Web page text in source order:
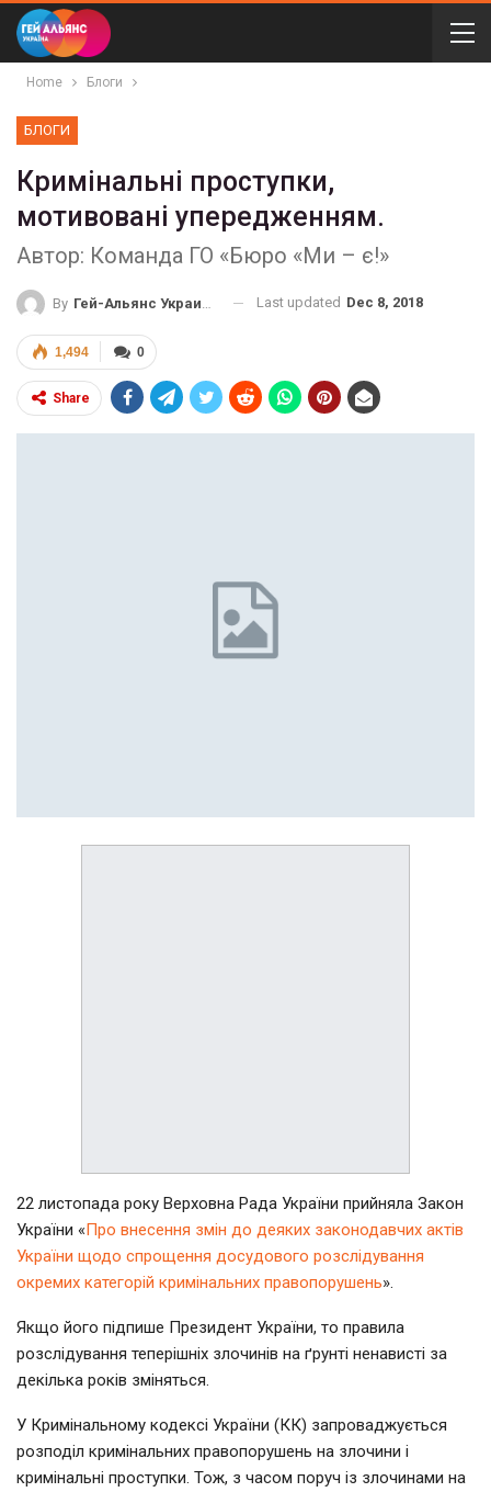
Home Блоги
БЛОГИ
Кримінальні проступки,
мотивовані упередженням.
Автор: Команда ГО «Бюро «Ми – є!»
By Гей-Альянс Украина Last updated Dec 8, 2018
0
1,494
Share
22 листопада року Верховна Рада України прийняла Закон
України «Про внесення змін до деяких законодавчих актів
України щодо спрощення досудового розслідування
окремих категорій кримінальних правопорушень».
Якщо його підпише Президент України, то правила
розслідування теперішніх злочинів на ґрунті ненависті за
декілька років зміняться.
У Кримінальному кодексі України (КК) запроваджується
розподіл кримінальних правопорушень на злочини і
кримінальні проступки. Тож, з часом поруч із злочинами на